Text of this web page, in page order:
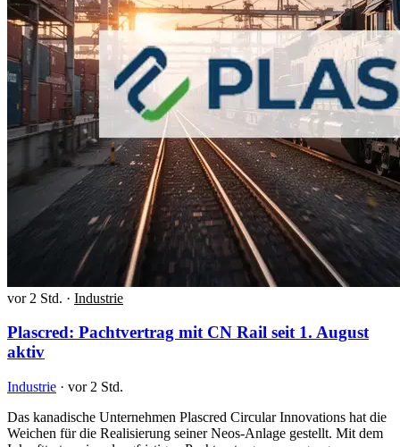
vor 2 Std. · Industrie
Plascred: Pachtvertrag mit CN Rail seit 1. August
aktiv
Industrie · vor 2 Std.
Das kanadische Unternehmen Plascred Circular Innovations hat die
Weichen für die Realisierung seiner Neos-Anlage gestellt. Mit dem